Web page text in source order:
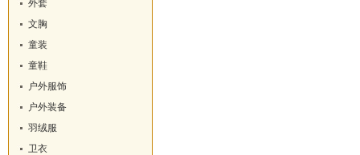
外套
文胸
童装
童鞋
户外服饰
户外装备
羽绒服
卫衣